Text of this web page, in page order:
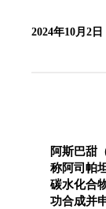
2024年10月2日
阿斯巴甜
称阿司帕
碳水化合
功合成并